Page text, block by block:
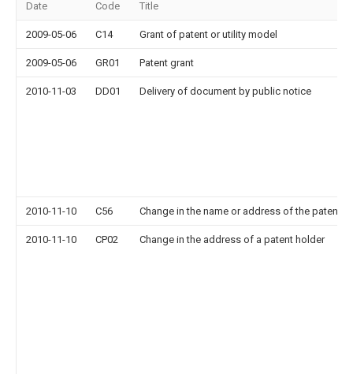
Date Code Title
2009-05-06 C14 Grant of patent or utility model
2009-05-06 GR01 Patent grant
2010-11-03 DD01 Delivery of document by public notice
2010-11-10 C56 Change in the name or address of the patentee
2010-11-10 CP02 Change in the address of a patent holder